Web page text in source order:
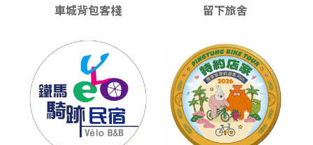
車城背包客棧 留下旅舍